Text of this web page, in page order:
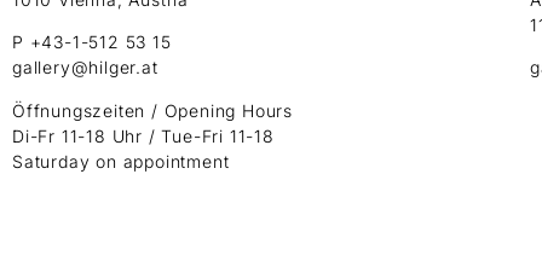
P +43-1-512 53 15
gallery@hilger.at
Öffnungszeiten / Opening Hours
Di-Fr 11-18 Uhr / Tue-Fri 11-18
Saturday on appointment